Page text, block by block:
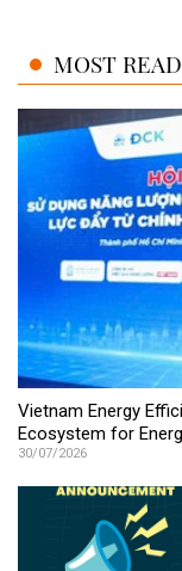
MOST READ
Vietnam Energy
Ecosystem for
30/07/2026